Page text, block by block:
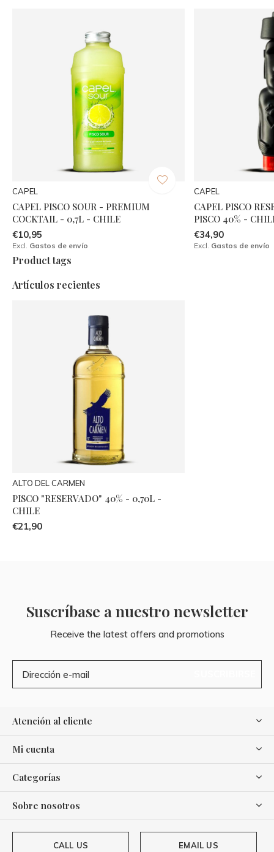
CAPEL
CAPEL PISCO SOUR - PREMIUM
COCKTAIL - 0,7L - CHILE
€10,95
Excl. Gastos de envío
CAPEL
CAPEL PISCO
PISCO 40% -
€34,90
Excl. Gastos de envío
Product tags
Artículos recientes
ALTO DEL CARMEN
PISCO "RESERVADO" 40% - 0,70L -
CHILE
€21,90
Suscríbase a nuestro newsletter
Receive the latest offers and promotions
Atención al cliente
Mi cuenta
Categorías
Sobre nosotros
CALL US EMAIL US